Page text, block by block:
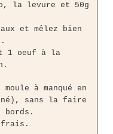
la levure et 50g
et mêlez bien
1 oeuf à la
à manqué en
sans la faire
bords.
frais.